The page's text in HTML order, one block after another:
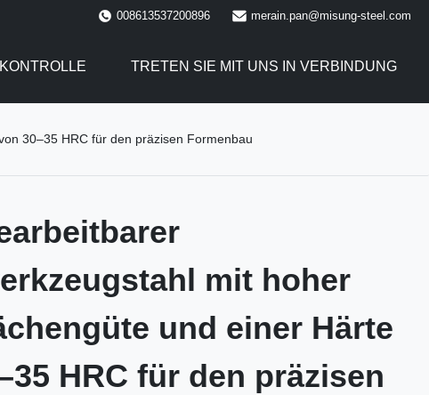
008613537200896 merain.pan@misung-steel.com
TRETEN SIE MIT UNS IN VERBINDUNG
30–35 HRC für den präzisen Formenbau
mit hoher
und einer Härte
HRC für den präzisen